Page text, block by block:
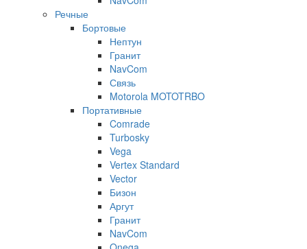
Речные
Бортовые
Нептун
Гранит
NavCom
Связь
Motorola MOTOTRBO
Портативные
Comrade
Turbosky
Vega
Vertex Standard
Vector
Бизон
Аргут
Гранит
NavCom